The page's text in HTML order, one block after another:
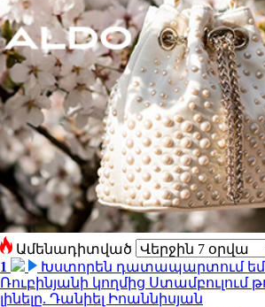
Ամենադիտված
1
Խստորեն դատապարտում եմ
Ռուբինյանի կողմից Ստամբուլում
լինելը. Դանիել Իոաննիսյան